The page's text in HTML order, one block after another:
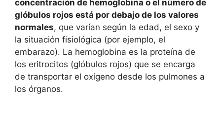
concentración de hemoglobina o el número de
glóbulos rojos está por debajo de los valores
normales, que varían según la edad, el sexo y
la situación fisiológica (por ejemplo, el
embarazo). La hemoglobina es la proteína de
los eritrocitos (glóbulos rojos) que se encarga
de transportar el oxígeno desde los pulmones a
los órganos.